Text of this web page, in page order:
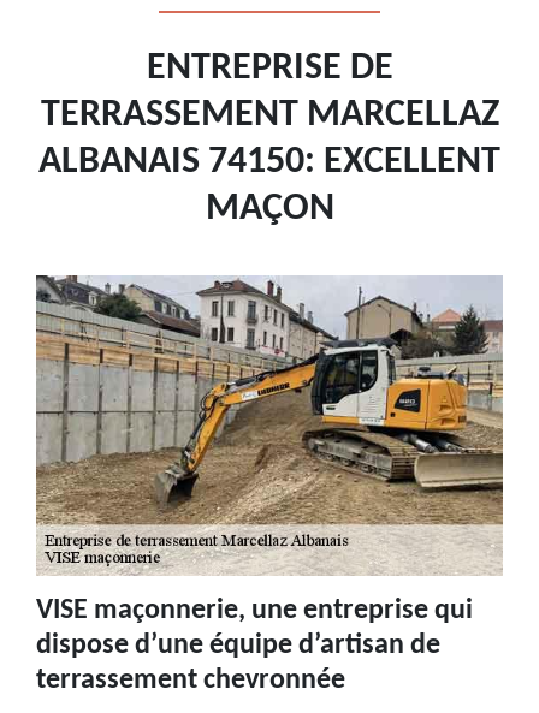
ENTREPRISE DE
TERRASSEMENT MARCELLAZ
ALBANAIS 74150: EXCELLENT
MAÇON
VISE maçonnerie, une entreprise qui
dispose d’une équipe d’artisan de
terrassement chevronnée